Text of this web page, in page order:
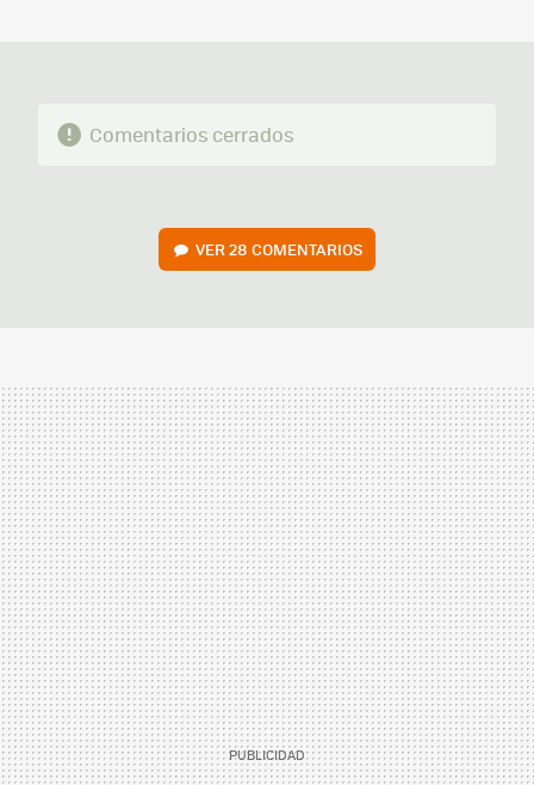
Comentarios cerrados
VER 28 COMENTARIOS